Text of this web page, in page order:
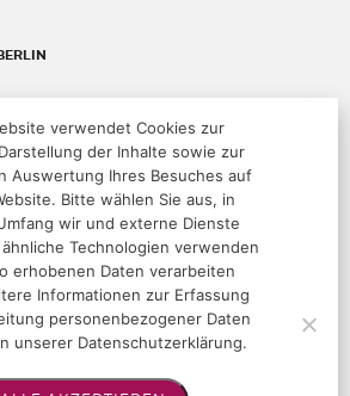
verwendet Cookies zur
der Inhalte sowie zur
Auswertung Ihres Besuches auf
Bitte wählen Sie aus, in
wir und externe Dienste
Technologien verwenden
erhobenen Daten verarbeiten
Informationen zur Erfassung
personenbezogener Daten
unserer Datenschutzerklärung.